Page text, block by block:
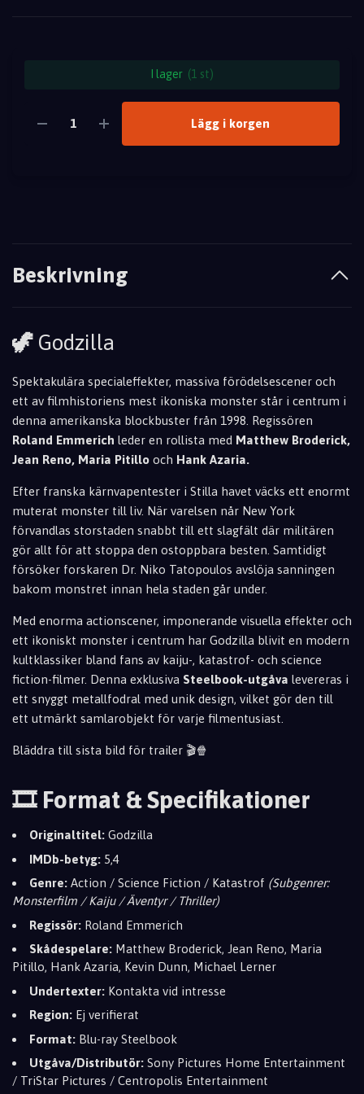
I lager (1 st)
Lägg i korgen
Beskrivning
🦖 Godzilla
Spektakulära specialeffekter, massiva förödelsescener och
ett av filmhistoriens mest ikoniska monster står i centrum i
denna amerikanska blockbuster från 1998. Regissören
Roland Emmerich leder en rollista med Matthew Broderick,
Jean Reno, Maria Pitillo och Hank Azaria.
Efter franska kärnvapentester i Stilla havet väcks ett enormt
muterat monster till liv. När varelsen når New York
förvandlas storstaden snabbt till ett slagfält där militären
gör allt för att stoppa den ostoppbara besten. Samtidigt
försöker forskaren Dr. Niko Tatopoulos avslöja sanningen
bakom monstret innan hela staden går under.
Med enorma actionscener, imponerande visuella effekter och
ett ikoniskt monster i centrum har Godzilla blivit en modern
kultklassiker bland fans av kaiju-, katastrof- och science
fiction-filmer. Denna exklusiva Steelbook-utgåva levereras i
ett snyggt metallfodral med unik design, vilket gör den till
ett utmärkt samlarobjekt för varje filmentusiast.
Bläddra till sista bild för trailer 🎬🍿
🎞️ Format & Specifikationer
Originaltitel: Godzilla
IMDb-betyg: 5,4
Genre: Action / Science Fiction / Katastrof (Subgenrer:
Monsterfilm / Kaiju / Äventyr / Thriller)
Regissör: Roland Emmerich
Skådespelare: Matthew Broderick, Jean Reno, Maria
Pitillo, Hank Azaria, Kevin Dunn, Michael Lerner
Undertexter: Kontakta vid intresse
Region: Ej verifierat
Format: Blu-ray Steelbook
Utgåva/Distributör: Sony Pictures Home Entertainment
/ TriStar Pictures / Centropolis Entertainment